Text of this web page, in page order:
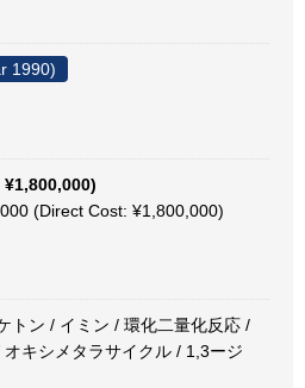
1990)
(Direct Cost: ¥1,800,000)
トン / イミン / 環化二量化反応 /
キシメタラサイクル / 1,3ージ